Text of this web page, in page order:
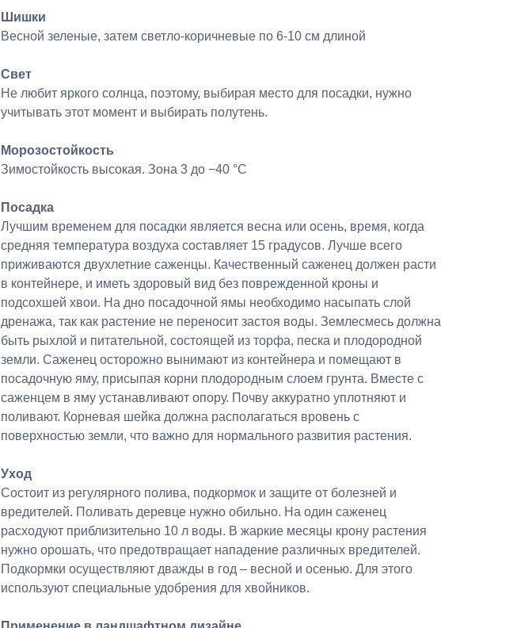
Шишки
Весной зеленые, затем светло-коричневые по 6-10 см длиной
Свет
Не любит яркого солнца, поэтому, выбирая место для посадки, нужно
учитывать этот момент и выбирать полутень.
Морозостойкость
Зимостойкость высокая. Зона 3 до −40 °C
Посадка
Лучшим временем для посадки является весна или осень, время, когда
средняя температура воздуха составляет 15 градусов. Лучше всего
приживаются двухлетние саженцы. Качественный саженец должен расти
в контейнере, и иметь здоровый вид без поврежденной кроны и
подсохшей хвои. На дно посадочной ямы необходимо насыпать слой
дренажа, так как растение не переносит застоя воды. Землесмесь должна
быть рыхлой и питательной, состоящей из торфа, песка и плодородной
земли. Саженец осторожно вынимают из контейнера и помещают в
посадочную яму, присыпая корни плодородным слоем грунта. Вместе с
саженцем в яму устанавливают опору. Почву аккуратно уплотняют и
поливают. Корневая шейка должна располагаться вровень с
поверхностью земли, что важно для нормального развития растения.
Уход
Состоит из регулярного полива, подкормок и защите от болезней и
вредителей. Поливать деревце нужно обильно. На один саженец
расходуют приблизительно 10 л воды. В жаркие месяцы крону растения
нужно орошать, что предотвращает нападение различных вредителей.
Подкормки осуществляют дважды в год – весной и осенью. Для этого
используют специальные удобрения для хвойников.